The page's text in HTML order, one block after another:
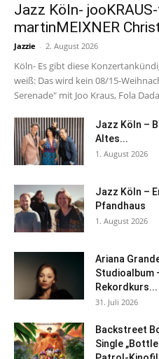
Jazz Köln-
martinMEIXNER
Jazzie - 2. August 2026
Köln- Es gibt diese
weiß: Das wird kein 08/15-
Serenade" mit Joo Kraus, Fola
Jazz Köln –
Altes...
1. August 2026
Jazz Köln –
Pfandhaus
1. August 2026
Ariana
Studioalbum
Rekordkurs...
31. Juli 2026
Backstreet
Single